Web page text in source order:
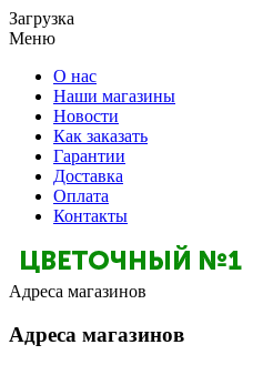
Загрузка
Меню
О нас
Наши магазины
Новости
Как заказать
Гарантии
Доставка
Оплата
Контакты
Адреса магазинов
Адреса магазинов